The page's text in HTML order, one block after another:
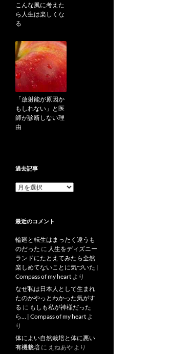
こんな風に考えた
ら人生は楽しくな
る
「放射能が原因か
もしれない」と医
師が診断しない理
由
過去記事
過
最近のコメント
輪廻と転生はまったく違うも
のだった に 人生をディズニー
ランドにたとえてみたら全然
楽しめてないことに気づいた |
Compass of my heart より
なぜ私は日本人として生まれ
たのかやっとわかった気がす
る に もしも私が神様だった
ら… | Compass of my heart よ
り
体によい自然栽培と体に悪い
有機栽培 に えねあや より